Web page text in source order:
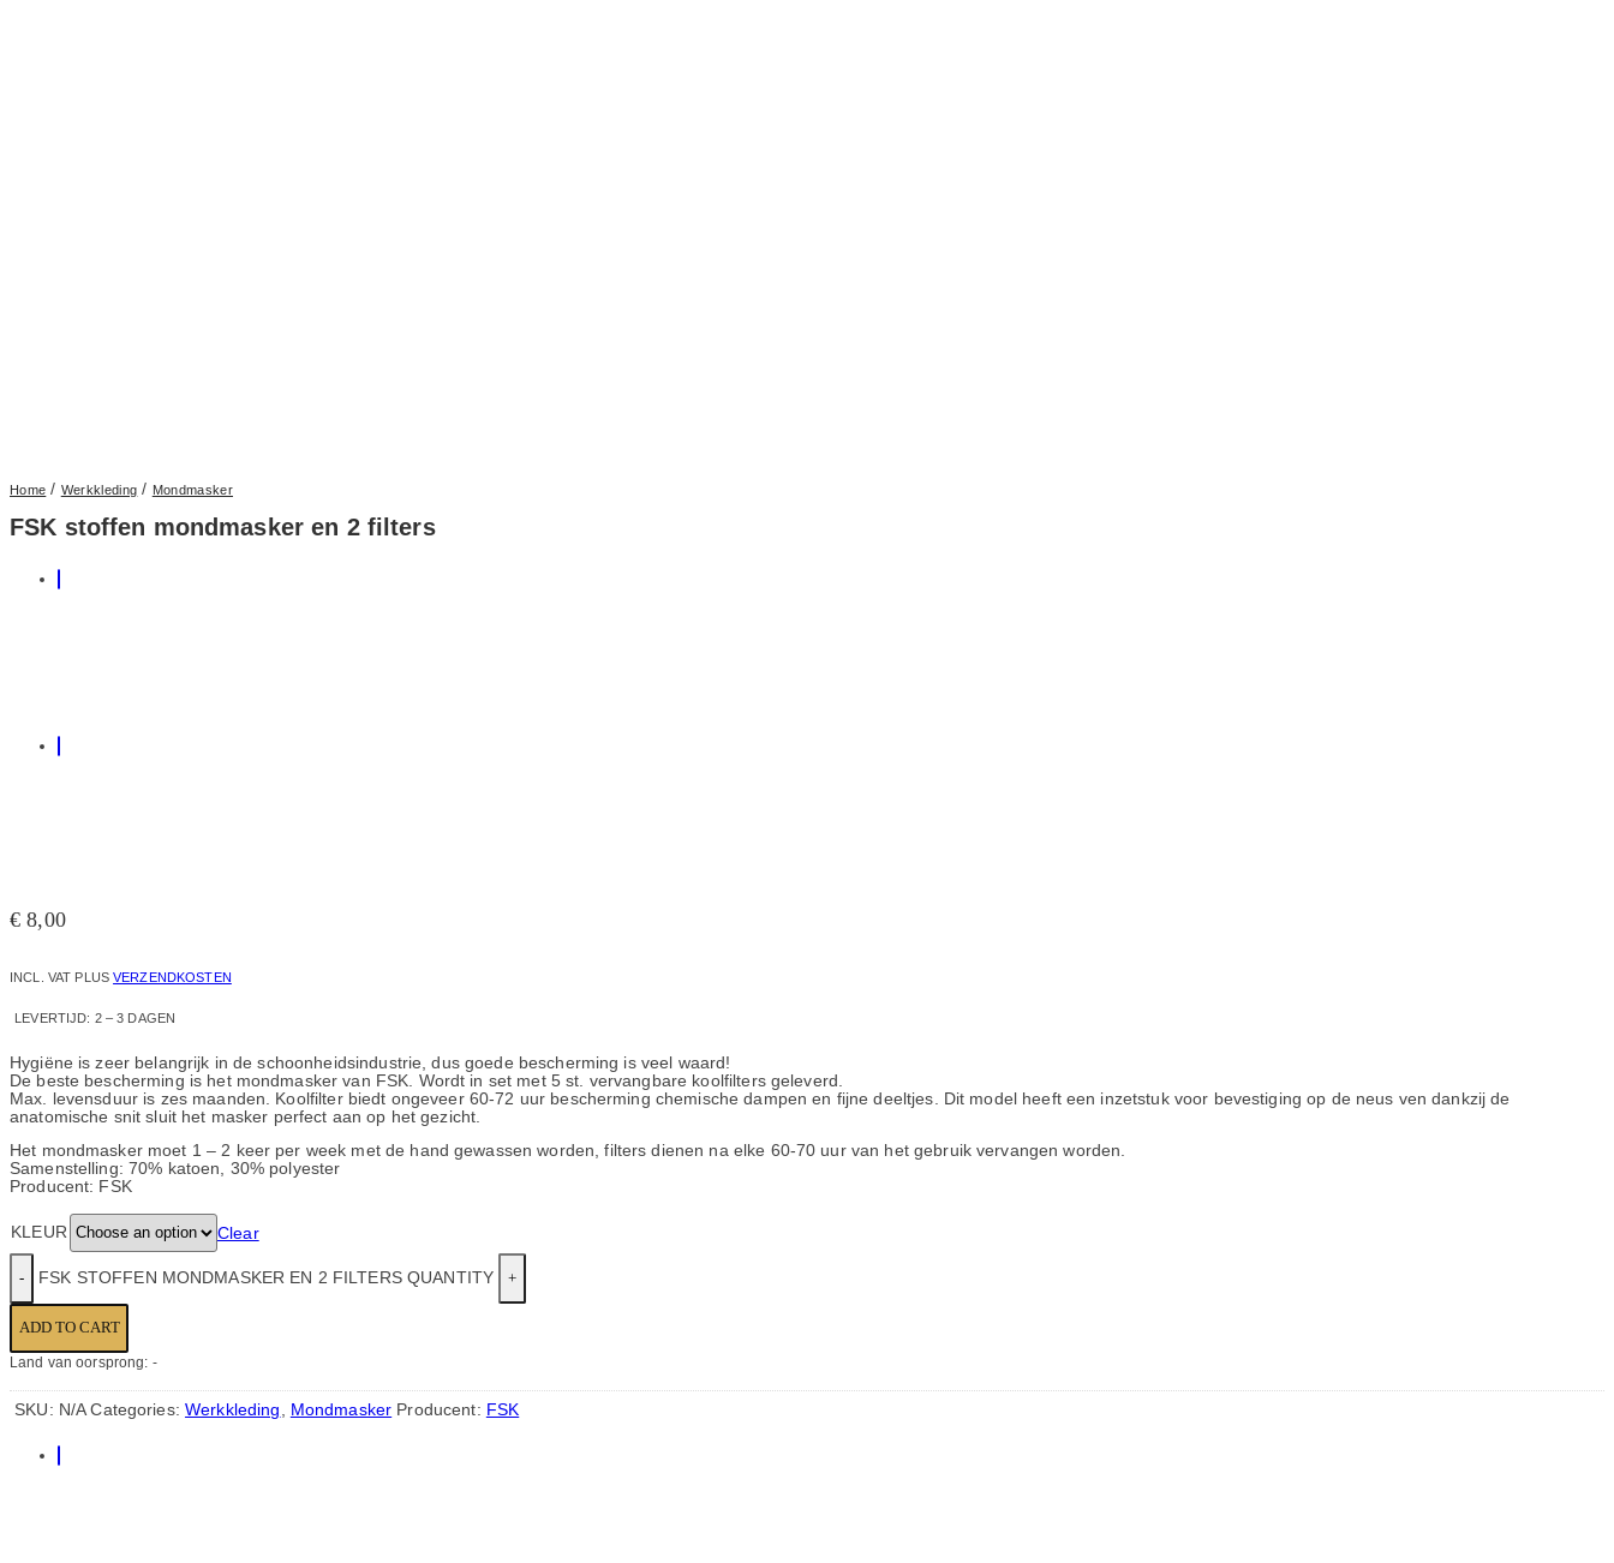
Home / Werkkleding / Mondmasker
FSK stoffen mondmasker en 2 filters
€ 8,00
INCL. VAT PLUSVERZENDKOSTEN
LEVERTIJD: 2 – 3 DAGEN
Hygiëne is zeer belangrijk in de schoonheidsindustrie, dus goede bescherming is veel waard!
De beste bescherming is het mondmasker van FSK. Wordt in set met 5 st. vervangbare koolfilters geleverd.
Max. levensduur is zes maanden. Koolfilter biedt ongeveer 60-72 uur bescherming chemische dampen en fijne deeltjes. Dit model heeft een inzetstuk voor bevestiging op de neus ven dankzij de
anatomische snit sluit het masker perfect aan op het gezicht.
Het mondmasker moet 1 – 2 keer per week met de hand gewassen worden, filters dienen na elke 60-70 uur van het gebruik vervangen worden.
Samenstelling: 70% katoen, 30% polyester
Producent: FSK
KLEUR Clear
FSK STOFFEN MONDMASKER EN 2 FILTERS QUANTITY
ADD TO CART
Land van oorsprong: -
SKU: N/A Categories:Werkkleding Mondmasker Producent: FSK